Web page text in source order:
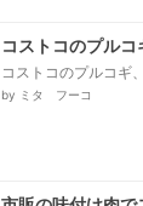
コストコのプル
コストコのプルコギ
by ミタ フーコ